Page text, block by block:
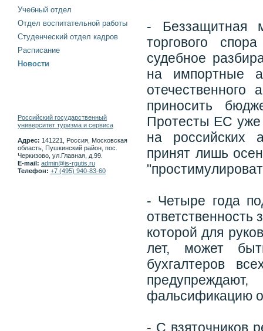
- Беззащитная
торгового
судебное
на импортные
приносить
Протесты ЕС уже
на российских
принят лишь
- Четыре года
которой для
лет, может
бухгалтеров
фальсификацию
- С взяточников
Учебный отдел
Отдел воспитательной работы
Студенческий отдел кадров
Расписание
Новости
Российский государственный
университет туризма и сервиса
Адрес: 141221, Россия, Московская
область, Пушкинский район, пос.
Черкизово, ул.Главная, д.99.
E-mail: admin@is-rgutis.ru
Телефон: +7 (495) 940-83-60